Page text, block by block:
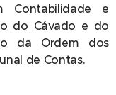
Contabilidade e
do Cávado e do
da Ordem dos
de Contas.